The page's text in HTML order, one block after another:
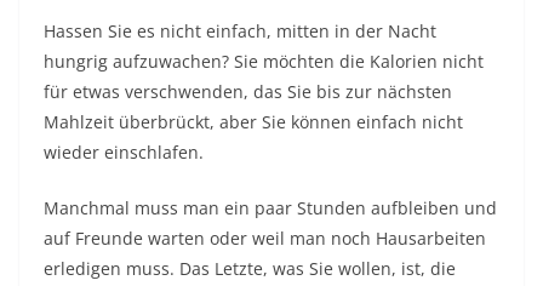
Hassen Sie es nicht einfach, mitten in der Nacht
hungrig aufzuwachen? Sie möchten die Kalorien nicht
für etwas verschwenden, das Sie bis zur nächsten
Mahlzeit überbrückt, aber Sie können einfach nicht
wieder einschlafen.
Manchmal muss man ein paar Stunden aufbleiben und
auf Freunde warten oder weil man noch Hausarbeiten
erledigen muss. Das Letzte, was Sie wollen, ist, die